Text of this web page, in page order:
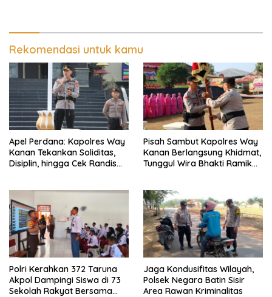
Rekomendasi untuk kamu
Apel Perdana: Kapolres Way
Kanan Tekankan Soliditas,
Disiplin, hingga Cek Randis
Pisah Sambut Kapolres Way
Kanan Berlangsung Khidmat,
Tunggul Wira Bhakti Ramik
Polri Kerahkan 372 Taruna
Akpol Dampingi Siswa di 73
Sekolah Rakyat Bersama
Jaga Kondusifitas Wilayah,
Polsek Negara Batin Sisir
Area Rawan Kriminalitas